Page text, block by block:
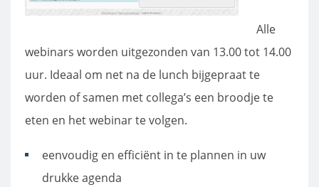
Alle
webinars worden uitgezonden van 13.00 tot 14.00
uur. Ideaal om net na de lunch bijgepraat te
worden of samen met collega’s een broodje te
eten en het webinar te volgen.
eenvoudig en efficiënt in te plannen in uw
drukke agenda